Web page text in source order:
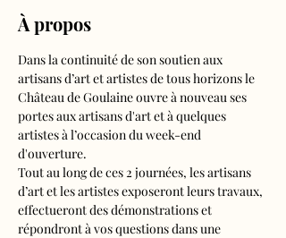
À propos
Dans la continuité de son soutien aux
artisans d’art et artistes de tous horizons le
Château de Goulaine ouvre à nouveau ses
portes aux artisans d'art et à quelques
artistes à l’occasion du week-end
d'ouverture.
Tout au long de ces 2 journées, les artisans
d’art et les artistes exposeront leurs travaux,
effectueront des démonstrations et
répondront à vos questions dans une